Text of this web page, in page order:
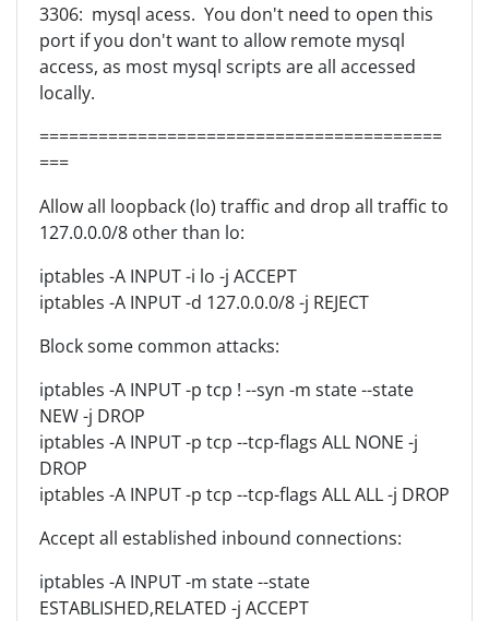
3306: mysql acess. You don't need to open this
port if you don't want to allow remote mysql
access, as most mysql scripts are all accessed
locally.
=========================================
===
Allow all loopback (lo) traffic and drop all traffic to
127.0.0.0/8 other than lo:
iptables -A INPUT -i lo -j ACCEPT
iptables -A INPUT -d 127.0.0.0/8 -j REJECT
Block some common attacks:
iptables -A INPUT -p tcp ! --syn -m state --state
NEW -j DROP
iptables -A INPUT -p tcp --tcp-flags ALL NONE -j
DROP
iptables -A INPUT -p tcp --tcp-flags ALL ALL -j DROP
Accept all established inbound connections:
iptables -A INPUT -m state --state
ESTABLISHED,RELATED -j ACCEPT